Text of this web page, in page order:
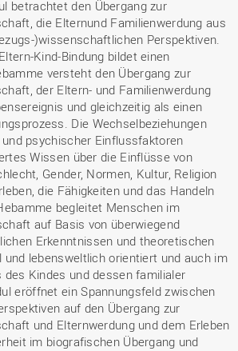
betrachtet den Übergang zur
die Elternund Familienwerdung aus
)wissenschaftlichen Perspektiven.
Kind-Bindung bildet einen
versteht den Übergang zur
der Eltern- und Familienwerdung
und gleichzeitig als einen
Die Wechselbeziehungen
psychischer Einflussfaktoren
Wissen über die Einflüsse von
Gender, Normen, Kultur, Religion
die Fähigkeiten und das Handeln
begleitet Menschen im
auf Basis von überwiegend
Erkenntnissen und theoretischen
und lebensweltlich orientiert und auch im
des Kindes und dessen familialer
eröffnet ein Spannungsfeld zwischen
auf den Übergang zur
und Elternwerdung und dem Erleben
im biografischen Übergang und